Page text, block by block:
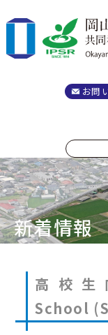
お問
新着情報
高校生
School